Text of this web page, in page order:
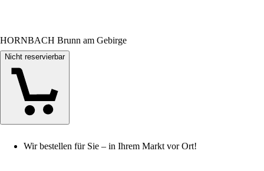
HORNBACH Brunn am Gebirge
Nicht reservierbar
Wir bestellen für Sie – in Ihrem Markt vor Ort!